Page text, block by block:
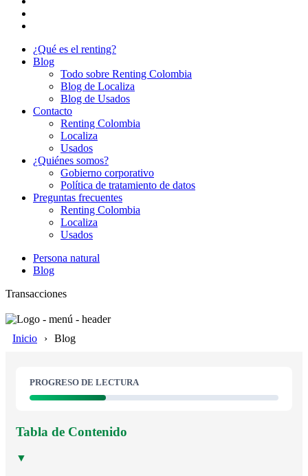
¿Qué es el renting?
Blog
Todo sobre Renting Colombia
Blog de Localiza
Blog de Usados
Contacto
Renting Colombia
Localiza
Usados
¿Quiénes somos?
Gobierno corporativo
Política de tratamiento de datos
Preguntas frecuentes
Renting Colombia
Localiza
Usados
Persona natural
Blog
Transacciones
Inicio Blog
PROGRESO DE LECTURA
Tabla de Contenido
▼